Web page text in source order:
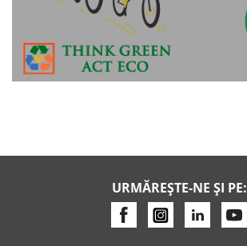
URMĂREȘTE-NE ȘI PE: